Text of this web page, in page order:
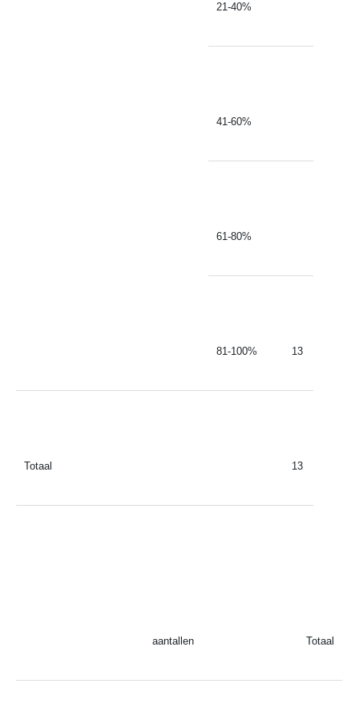
21-40%
41-60%
61-80%
81-100% 13
Totaal 13
aantallen Totaal